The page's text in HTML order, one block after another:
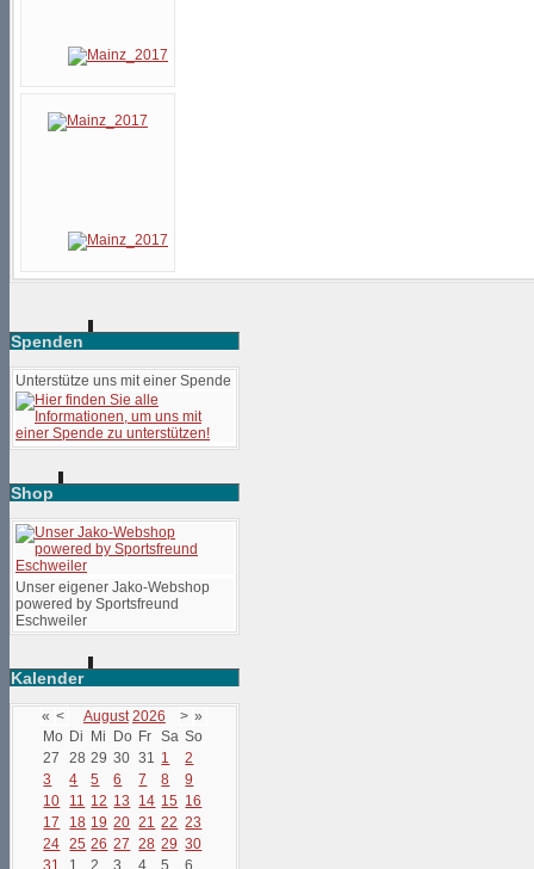
Spenden
Unterstütze uns mit einer Spende
Shop
Unser eigener Jako-Webshop
powered by Sportsfreund
Eschweiler
Kalender
« < August 2026 > »
Mo Di Mi Do Fr Sa So
27
28 29 30 31 1
2
3
4 5 6 7 8
9
10
11 12 13 14 15 16
17
18 19 20 21 22 23
24 25 26 27 28 29 30
31
1 2 3 4 5
6